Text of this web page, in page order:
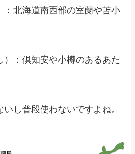
：北海道南西部の室蘭や苫小
）：倶知安や小樽のあるあた
し普段使わないですよね。